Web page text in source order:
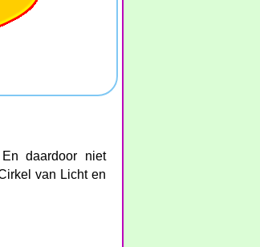
daardoor niet
van Licht en